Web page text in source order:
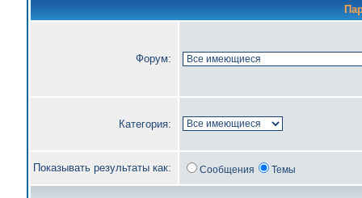
Форум:
Категория:
Показывать результаты как: Сообщения Темы